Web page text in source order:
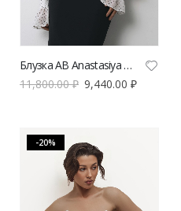
Блузка AB Anastasiya Burdyugova в горох из шифона
11,800.00₽ 9,440.00 ₽
-20%